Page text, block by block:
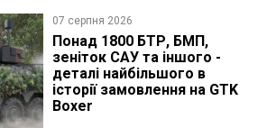
07 серпня 2026
Понад 1800 БТР, БМП,
зеніток САУ та іншого -
деталі найбільшого в
історії замовлення на GTK
Boxer